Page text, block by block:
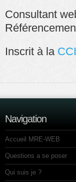
Consultant
Inscrit à la
Navigation
Accueil MRE-WEB
Questions a se poser
Qui suis je ?